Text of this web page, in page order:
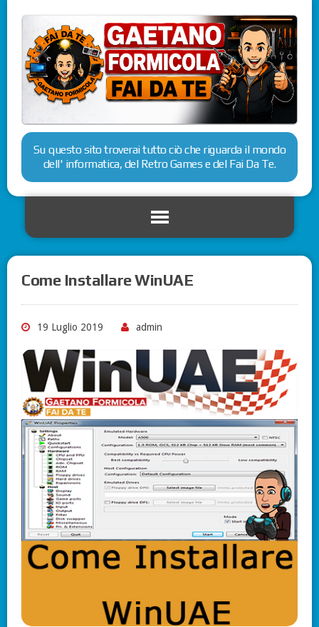
Su questo sito troverai tutto ciò che riguarda il mondo
dell' informatica, del Retro Games e del Fai Da Te.
Come Installare WinUAE
19 Luglio 2019 admin